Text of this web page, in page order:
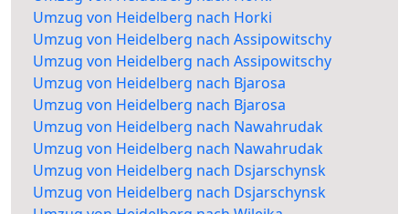
Umzug von Heidelberg nach Horki
Umzug von Heidelberg nach Assipowitschy
Umzug von Heidelberg nach Assipowitschy
Umzug von Heidelberg nach Bjarosa
Umzug von Heidelberg nach Bjarosa
Umzug von Heidelberg nach Nawahrudak
Umzug von Heidelberg nach Nawahrudak
Umzug von Heidelberg nach Dsjarschynsk
Umzug von Heidelberg nach Dsjarschynsk